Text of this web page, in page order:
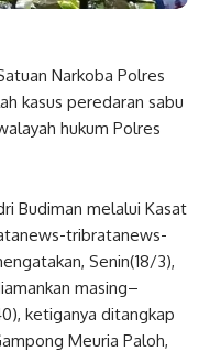
Narkoba Polres
kasus peredaran sabu
hukum Polres
Budiman melalui Kasat
tribratanews-
Senin(18/3),
masing–
ketiganya ditangkap
Meuria Paloh,